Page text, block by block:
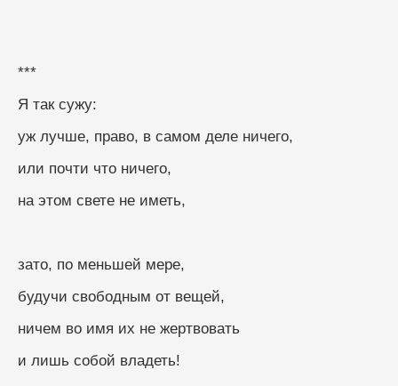
***
Я так сужу:
уж лучше, право, в самом деле ничего,
или почти что ничего,
на этом свете не иметь,
зато, по меньшей мере,
будучи свободным от вещей,
ничем во имя их не жертвовать
и лишь собой владеть!